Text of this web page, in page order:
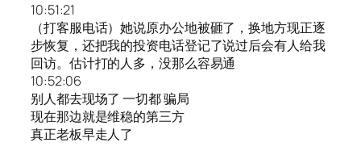
10:51:21
（打客服电话）她说原办公地被砸了，换地方现正逐
步恢复，还把我的投资电话登记了说过后会有人给我
回访。估计打的人多，没那么容易通
10:52:06
别人都去现场了 一切都 骗局
现在那边就是维稳的第三方
真正老板早走人了